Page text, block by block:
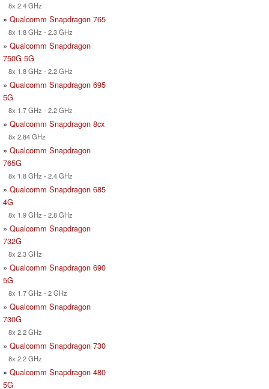
8x 2.4 GHz
» Qualcomm Snapdragon 765
8x 1.8 GHz - 2.3 GHz
» Qualcomm Snapdragon
750G 5G
8x 1.8 GHz - 2.2 GHz
» Qualcomm Snapdragon 695
5G
8x 1.7 GHz - 2.2 GHz
» Qualcomm Snapdragon 8cx
8x 2.84 GHz
» Qualcomm Snapdragon
765G
8x 1.8 GHz - 2.4 GHz
» Qualcomm Snapdragon 685
4G
8x 1.9 GHz - 2.8 GHz
» Qualcomm Snapdragon
732G
8x 2.3 GHz
» Qualcomm Snapdragon 690
5G
8x 1.7 GHz - 2 GHz
» Qualcomm Snapdragon
730G
8x 2.2 GHz
» Qualcomm Snapdragon 730
8x 2.2 GHz
» Qualcomm Snapdragon 480
5G